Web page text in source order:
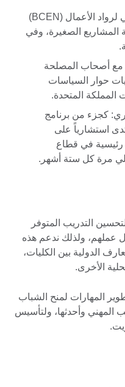
شبكة المجلس الثقافي البريطاني لرواد الأعمال (BCEN)
الصغيرة، وفي
مع أصحاب المصلحة
حوار السياسات
المملكة المتحدة.
كجزء من برنامج
استشارياً على
في قطاع
مرة كل ستة أشهر.
التدريب المتوفر
عملهم، ولذلك ندعم هذه
الدولية بين الكليات،
الأخرى.
المهارات لمنح الشباب
المهني وأحدثها، ولتأسيس